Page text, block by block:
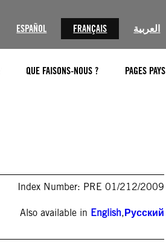
ESPAÑOL FRANÇAIS العربية
QUE FAISONS-NOUS ? PAGES PAYS
Index Number: PRE 01/212/2009
Also available in English,Русский